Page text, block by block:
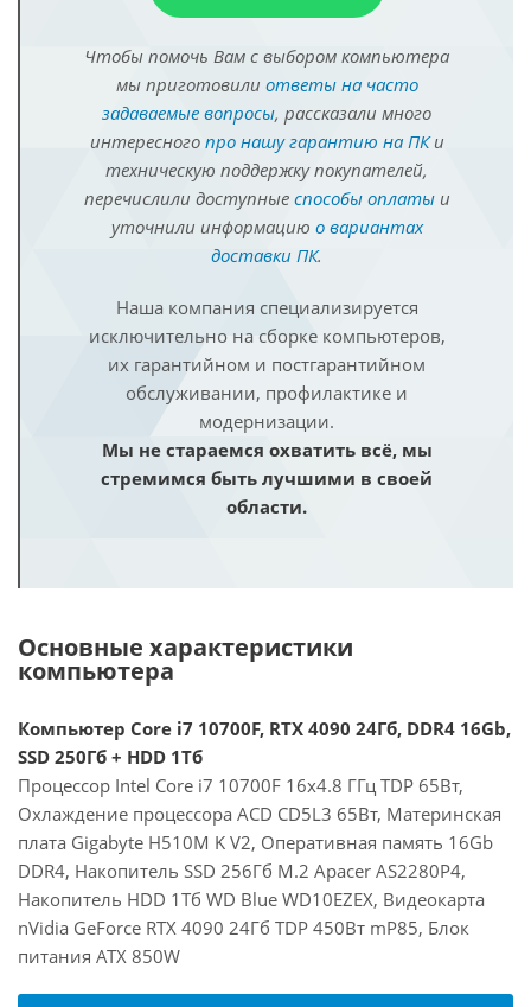
Чтобы помочь Вам с выбором компьютера
мы приготовили ответы на часто
задаваемые вопросы, рассказали много
интересного про нашу гарантию на ПКи
техническую поддержку покупателей,
перечислили доступные способы оплатыи
уточнили информацию о вариантах
доставки ПК.
Наша компания специализируется
исключительно на сборке компьютеров,
их гарантийном и постгарантийном
обслуживании, профилактике и
модернизации.
Мы не стараемся охватить всё, мы
стремимся быть лучшими в своей
области.
Основные характеристики
компьютера
Компьютер Core i7 10700F, RTX 4090 24Гб, DDR4 16Gb,
SSD 250Гб + HDD 1Тб
Процессор Intel Core i7 10700F 16x4.8 ГГц TDP 65Вт,
Охлаждение процессора ACD CD5L3 65Вт, Материнская
плата Gigabyte H510M K V2, Оперативная память 16Gb
DDR4, Накопитель SSD 256Гб M.2 Apacer AS2280P4,
Накопитель HDD 1Тб WD Blue WD10EZEX, Видеокарта
nVidia GeForce RTX 4090 24Гб TDP 450Вт mP85, Блок
питания ATX 850W